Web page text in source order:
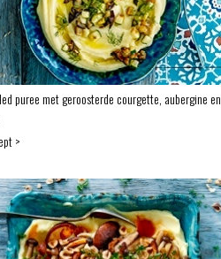
puree met geroosterde courgette, aubergine en
>